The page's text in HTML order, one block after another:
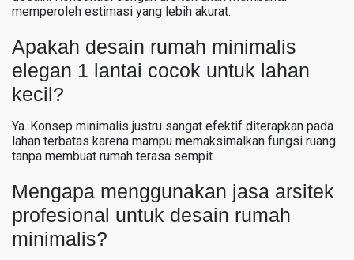
memperoleh estimasi yang lebih akurat.
Apakah desain rumah minimalis
elegan 1 lantai cocok untuk lahan
kecil?
Ya. Konsep minimalis justru sangat efektif diterapkan pada
lahan terbatas karena mampu memaksimalkan fungsi ruang
tanpa membuat rumah terasa sempit.
Mengapa menggunakan jasa arsitek
profesional untuk desain rumah
minimalis?